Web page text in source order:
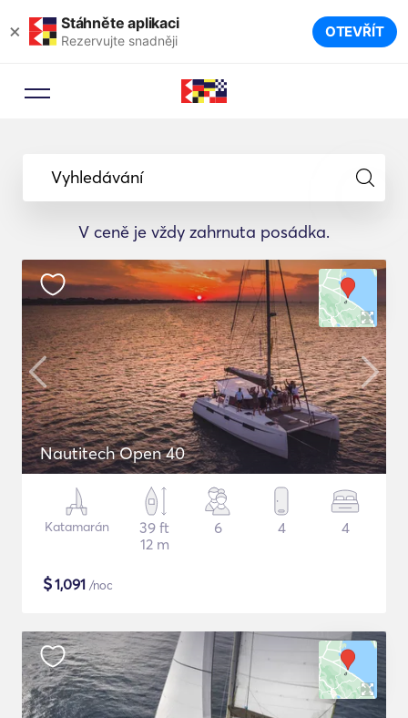
× Stáhněte aplikaci
Rezervujte snadněji OTEVŘÍT
Vyhledávání
V ceně je vždy zahrnuta posádka.
Nautitech Open 40
Katamarán
39 ft
12 m
6 4 4
$1,091 /noc